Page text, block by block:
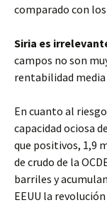
comparado con
Siria es
campos no son
rentabilidad media
En cuanto al
capacidad ociosa
que positivos, 1,9
de crudo de la
barriles y
EEUU la